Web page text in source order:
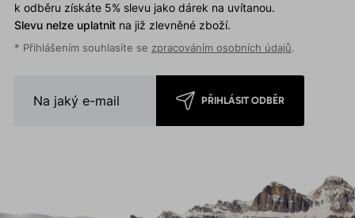
k odběru získáte 5% slevu jako dárek na uvítanou.
Slevu nelze uplatnitna již zlevněné zboží.
* Přihlášením souhlasíte se zpracováním osobních údajů.
PŘIHLÁSIT ODBĚR